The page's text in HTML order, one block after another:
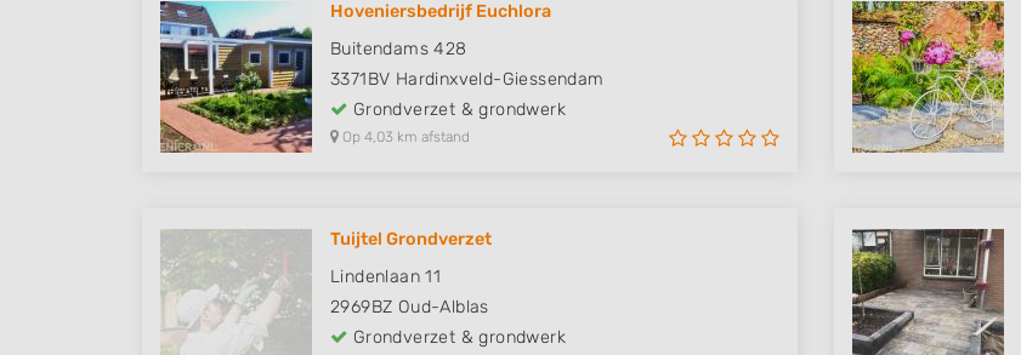
Hoveniersbedrijf Euchlora
Buitendams 428
3371BV Hardinxveld-Giessendam
Grondverzet & grondwerk
Op 4,03 km afstand
Tuijtel Grondverzet
Lindenlaan 11
2969BZ Oud-Alblas
Grondverzet & grondwerk